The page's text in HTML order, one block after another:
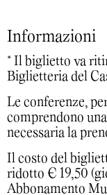
Informazioni
* Il biglietto va
Biglietteria del
Le conferenze,
comprendono
necessaria la
Il costo del
ridotto € 19,50
Abbonamento